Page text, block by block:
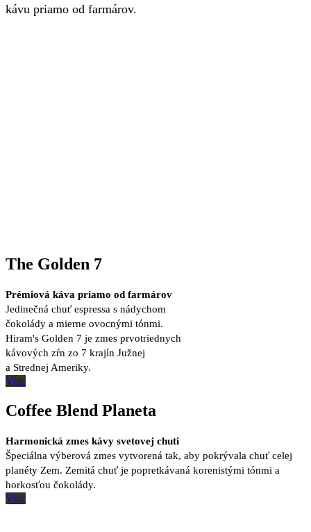
kávu priamo od farmárov.
The Golden 7
Prémiová káva priamo od farmárov
Jedinečná chuť espressa s nádychom
čokolády a mierne ovocnými tónmi.
Hiram's Golden 7 je zmes prvotriednych
kávových zŕn zo 7 krajín Južnej
a Strednej Ameriky.
Viac
Coffee Blend Planeta
Harmonická zmes kávy svetovej chuti
Špeciálna výberová zmes vytvorená tak, aby pokrývala chuť celej
planéty Zem. Zemitá chuť je popretkávaná korenistými tónmi a
horkosťou čokolády.
Viac